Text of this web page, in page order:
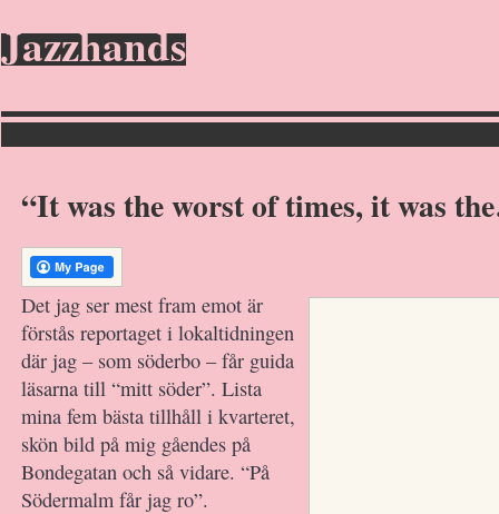
Jazzhands
“It was the worst of times, it was
Det jag ser mest fram emot är
förstås reportaget i lokaltidningen
där jag – som söderbo – får guida
läsarna till “mitt söder”. Lista
mina fem bästa tillhåll i kvarteret,
skön bild på mig gåendes på
Bondegatan och så vidare. “På
Södermalm får jag ro”.